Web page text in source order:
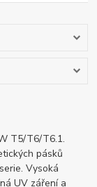
T5/T6/T6.1.
pásků
Vysoká
UV záření a